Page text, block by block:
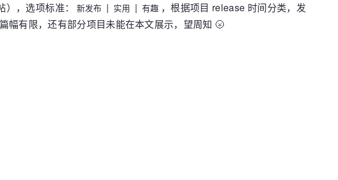
，选项标准： 新发布 | 实用 | 有趣 ，根据项目 release 时间分类，发
幅有限，还有部分项目未能在本文展示，望周知 🌝